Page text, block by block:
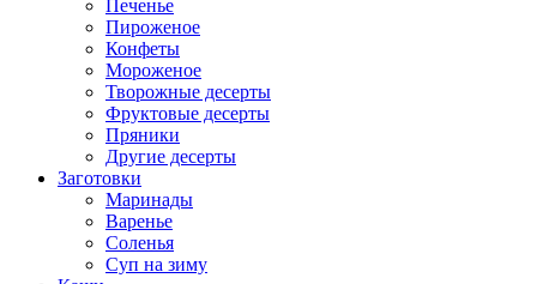
Печенье
Пироженое
Конфеты
Мороженое
Творожные десерты
Фруктовые десерты
Пряники
Другие десерты
Заготовки
Маринады
Варенье
Соленья
Суп на зиму